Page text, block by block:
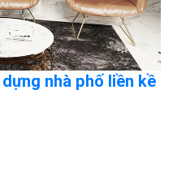
nhà phố liền kề